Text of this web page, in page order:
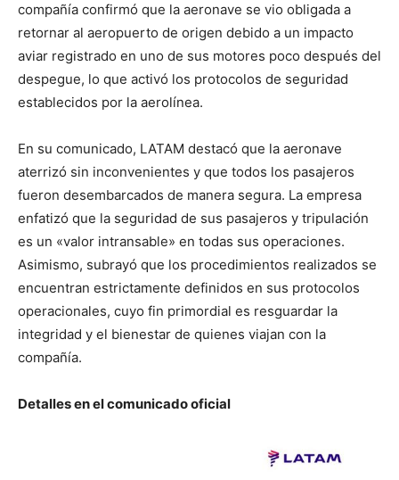
compañía confirmó que la aeronave se vio obligada a
retornar al aeropuerto de origen debido a un impacto
aviar registrado en uno de sus motores poco después del
despegue, lo que activó los protocolos de seguridad
establecidos por la aerolínea.
En su comunicado, LATAM destacó que la aeronave
aterrizó sin inconvenientes y que todos los pasajeros
fueron desembarcados de manera segura. La empresa
enfatizó que la seguridad de sus pasajeros y tripulación
es un «valor intransable» en todas sus operaciones.
Asimismo, subrayó que los procedimientos realizados se
encuentran estrictamente definidos en sus protocolos
operacionales, cuyo fin primordial es resguardar la
integridad y el bienestar de quienes viajan con la
compañía.
Detalles en el comunicado oficial